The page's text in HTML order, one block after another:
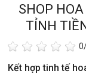
SHOP
TỈNH
0
Kết hợp tinh tế